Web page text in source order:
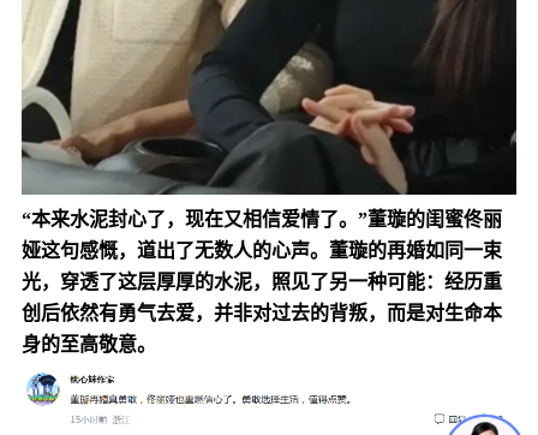
“本来水泥封心了，现在又相信爱情了。”董璇的闺蜜佟丽
娅这句感慨，道出了无数人的心声。董璇的再婚如同一束
光，穿透了这层厚厚的水泥，照见了另一种可能：经历重
创后依然有勇气去爱，并非对过去的背叛，而是对生命本
身的至高敬意。